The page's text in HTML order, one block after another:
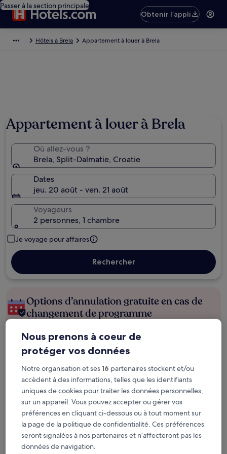
Passer à la section principale
Obtenir l’appli
Hôtels à Brela Appartement à louer à Brela
Appartement à louer à Brela
Où allez-vous ?
Brela, Split-Dalmatie, Croatie
Dates
jeu. 20 août - ven. 21 août
Voyageurs
2 personnes, 1 chambre
Je voyage pour affaires
Rechercher
Options d’annulation gratuite en cas de
changement de programme
Gagnez des récompenses pour chaque
nuit séjournée
Économisez plus grâce aux Prix membres
Consultez les prix pour ces dates
Le week-end prochain
14 août - 16 août
Dans deux semaines
Nous prenons à coeur de
protéger vos données
Notre organisation et ses16 partenaires stockent et/ou
accèdent à des informations, telles que les identifiants
uniques de cookies pour traiter les données personnelles,
sur un appareil. Vous pouvez accepter ou gérer vos
préférences en cliquant ci-dessous ou à tout moment sur
la page de la politique de confidentialité. Ces préférences
seront signalées à nos partenaires et n’affecteront pas les
données de navigation.